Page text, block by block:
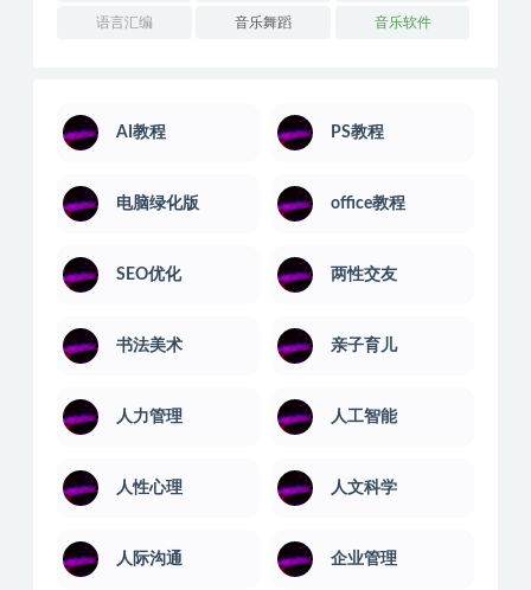
语言汇编 音乐舞蹈 音乐软件
AI教程 PS教程
电脑绿化版 office教程
SEO优化 两性交友
书法美术 亲子育儿
人力管理 人工智能
人性心理 人文科学
人际沟通 企业管理